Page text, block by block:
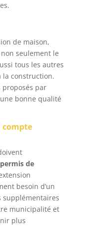
de maison,
seulement le
tous les autres
la construction.
par
bonne qualité
compte
permis de
besoin d’un
supplémentaires
municipalité et
plus